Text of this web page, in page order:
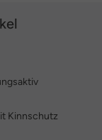
Kinnschutz